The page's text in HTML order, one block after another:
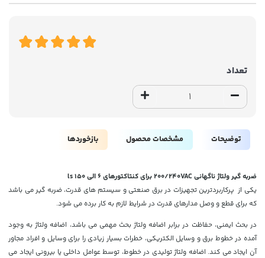
تعداد
توضیحات مشخصات محصول بازخوردها
ضربه گیر ولتاژ ناگهانی 200/240VAC برای کنتاکتورهای 6 الی 150 ls
یکی از پرکاربردترین تجهیزات در برق صنعتی و سیستم های قدرت، ضربه گیر می باشد
که برای قطع و وصل مدارهای قدرت در شرایط لازم به کار برده می شود.
در بحث ایمنی، حفاظت در برابر اضافه ولتاژ بحث مهمی می باشد، اضافه ولتاژ به وجود
آمده در خطوط برق و وسایل الکتریکی، خطرات بسیار زیادی را برای وسایل و افراد مجاور
آن ایجاد می کند. اضافه ولتاژ تولیدی در خطوط، توسط عوامل داخلی یا بیرونی ایجاد می